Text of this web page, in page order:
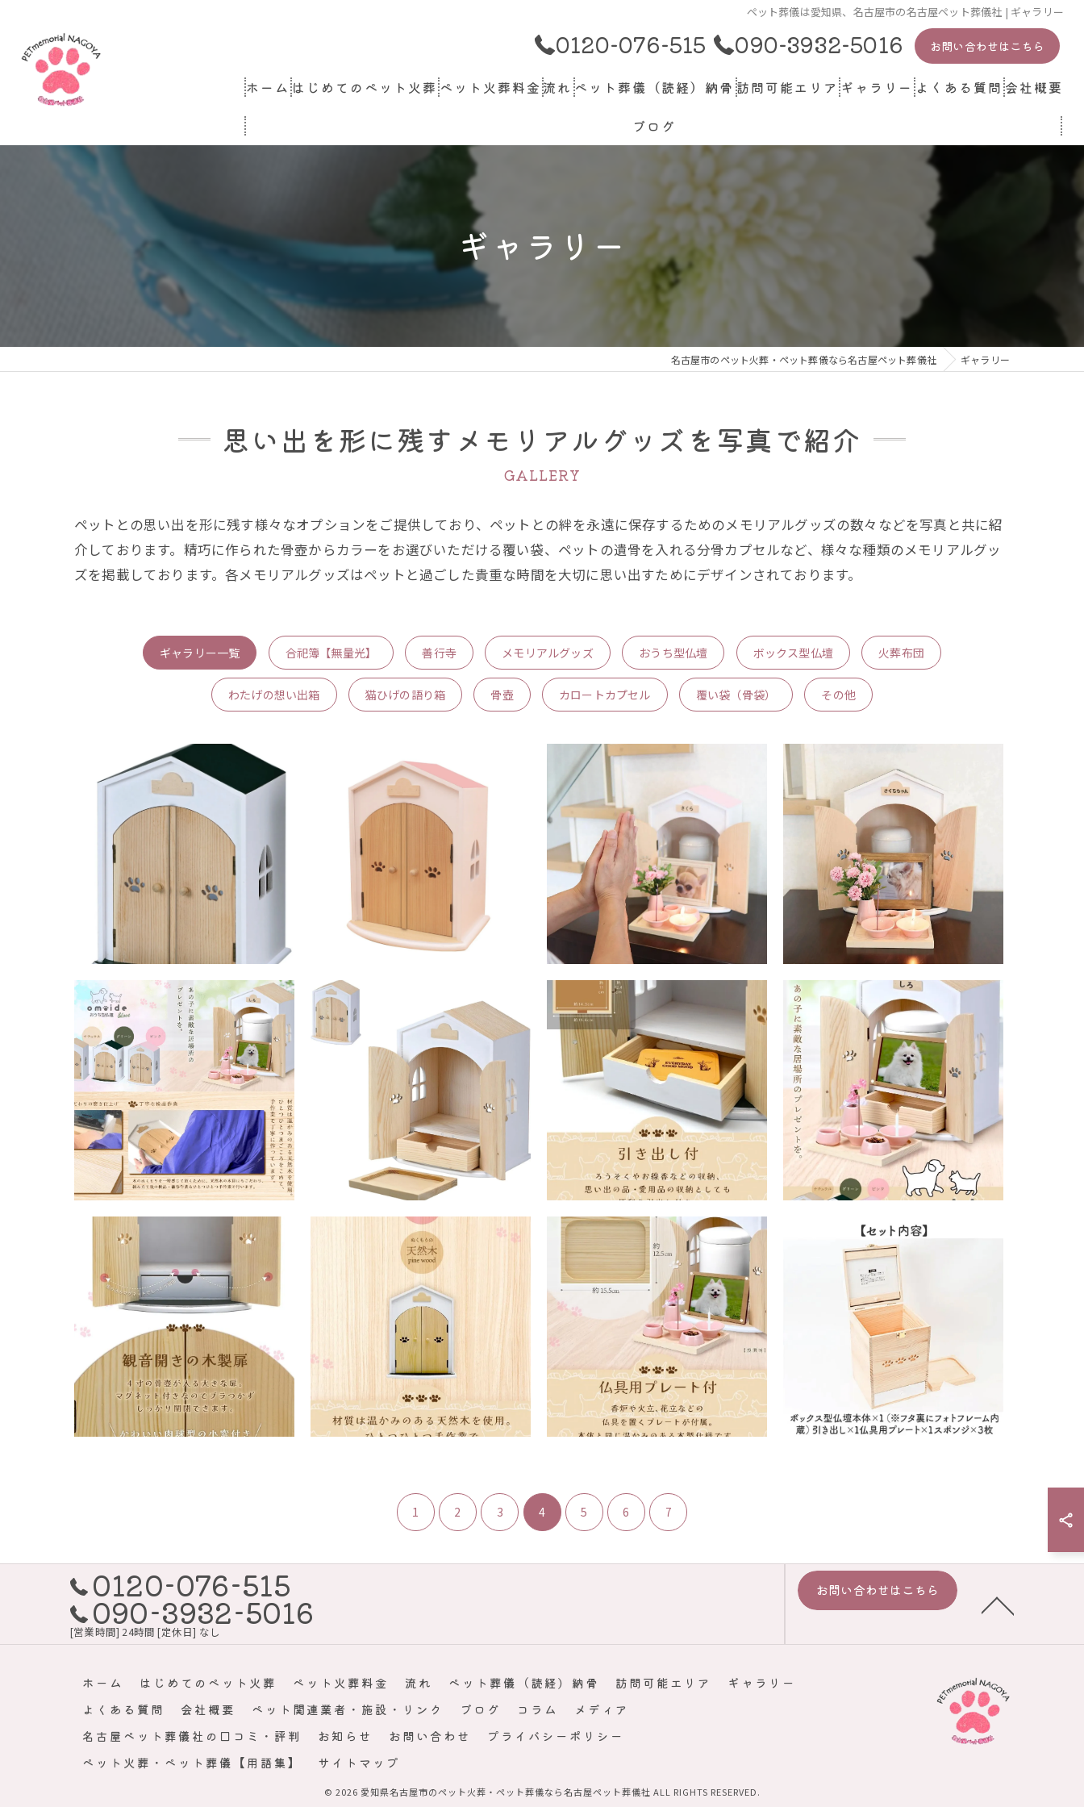
ペット葬儀は愛知県、名古屋市の名古屋ペット葬儀社 | ギャラリー
0120-076-515 090-3932-5016 お問い合わせはこちら
ホーム はじめてのペット火葬 ペット火葬料金 流れ ペット葬儀（読経）納骨 訪問可能エリア ギャラリー よくある質問 会社概要
ペット関連業者・施設・リンク
ブログ
ギャラリー
名古屋市のペット火葬・ペット葬儀なら名古屋ペット葬儀社 ギャラリー
思い出を形に残すメモリアルグッズを写真で紹介
GALLERY
ペットとの思い出を形に残す様々なオプションをご提供しており、ペットとの絆を永遠に保存するためのメモリアルグッズの数々などを写真と共に紹
介しております。精巧に作られた骨壺からカラーをお選びいただける覆い袋、ペットの遺骨を入れる分骨カプセルなど、様々な種類のメモリアルグッ
ズを掲載しております。各メモリアルグッズはペットと過ごした貴重な時間を大切に思い出すためにデザインされております。
ギャラリー一覧 合祀簿【無量光】 善行寺 メモリアルグッズ おうち型仏壇 ボックス型仏壇 火葬布団
わたげの想い出箱 猫ひげの語り箱 骨壺 カロートカプセル 覆い袋（骨袋） その他
1 2 3 4 5 6 7
0120-076-515
090-3932-5016
[営業時間] 24時間 [定休日] なし
お問い合わせはこちら
ホーム はじめてのペット火葬 ペット火葬料金 流れ ペット葬儀（読経）納骨 訪問可能エリア
ギャラリー
よくある質問
会社概要 ペット関連業者・施設・リンク ブログ コラム
メディア
名古屋ペット葬儀社の口コミ・評判
お知らせ お問い合わせ
プライバシーポリシー
ペット火葬・ペット葬儀【用語集】
サイトマップ
© 2026 愛知県名古屋市のペット火葬・ペット葬儀なら名古屋ペット葬儀社 ALL RIGHTS RESERVED.